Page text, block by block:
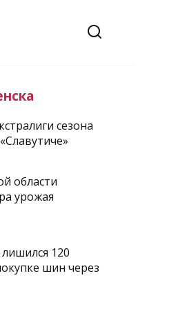
сезона
области
урожая
120
шин через